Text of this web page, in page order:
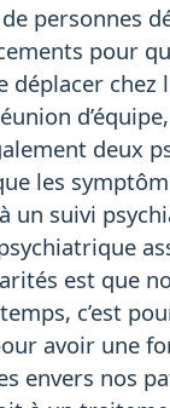
personnes
pour
déplacer
deux
les
à un suivi
est que
c’est
avoir une
envers nos